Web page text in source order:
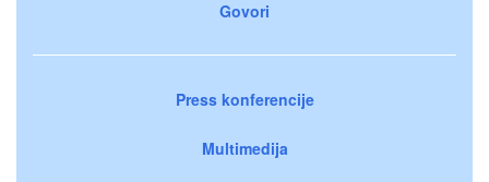
Govori
Press konferencije
Multimedija